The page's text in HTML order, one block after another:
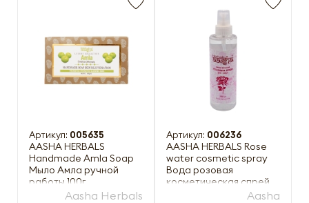
Артикул: 005635
AASHA HERBALS
Handmade Amla Soap
Мыло Амла ручной
работы 100г
Aasha Herbals
Артикул: 006236
AASHA HERBALS Rose
water cosmetic spray
Вода розовая
косметическая спрей
Aasha